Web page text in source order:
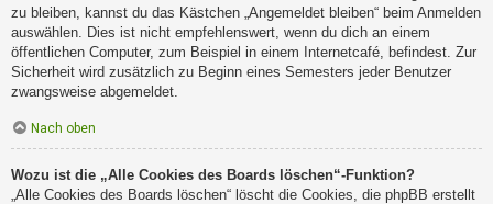
zu bleiben, kannst du das Kästchen „Angemeldet bleiben“ beim Anmelden
auswählen. Dies ist nicht empfehlenswert, wenn du dich an einem
öffentlichen Computer, zum Beispiel in einem Internetcafé, befindest. Zur
Sicherheit wird zusätzlich zu Beginn eines Semesters jeder Benutzer
zwangsweise abgemeldet.
Nach oben
Wozu ist die „Alle Cookies des Boards löschen“-Funktion?
„Alle Cookies des Boards löschen“ löscht die Cookies, die phpBB erstellt